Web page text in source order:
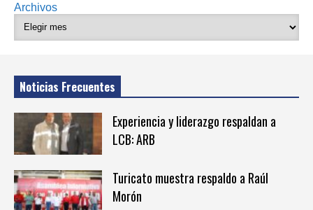
Archivos
Noticias Frecuentes
Experiencia y liderazgo respaldan a
LCB: ARB
Turicato muestra respaldo a Raúl
Morón